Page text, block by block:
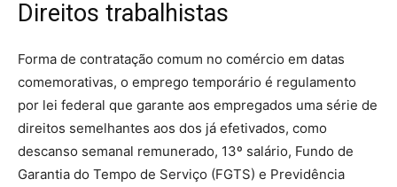
Direitos trabalhistas
Forma de contratação comum no comércio em datas
comemorativas, o emprego temporário é regulamento
por lei federal que garante aos empregados uma série de
direitos semelhantes aos dos já efetivados, como
descanso semanal remunerado, 13º salário, Fundo de
Garantia do Tempo de Serviço (FGTS) e Previdência